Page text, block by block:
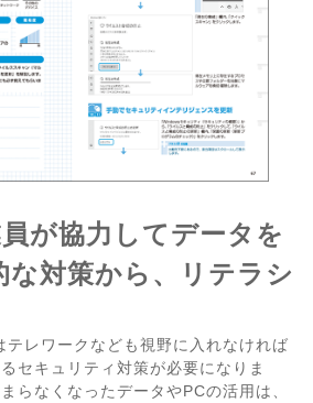
が協力してデータを
な対策から、リテラシ
テレワークなども視野に入れなければ
セキュリティ対策が必要になりま
らなくなったデータやPCの活用は、